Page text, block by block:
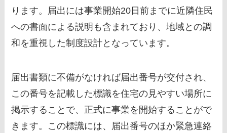
ります。届出には事業開始20日前までに近隣住民
への書面による説明も含まれており、地域との調
和を重視した制度設計となっています。
届出書類に不備がなければ届出番号が交付され、
この番号を記載した標識を住宅の見やすい場所に
掲示することで、正式に事業を開始することがで
きます。この標識には、届出番号のほか緊急連絡